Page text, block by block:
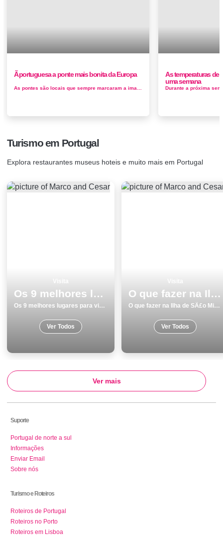
Ã portuguesa a ponte mais bonita da Europa
As temperaturas de
uma semana
Turismo em Portugal
Explora restaurantes museus hoteis e muito mais em Portugal
Os 9 melhores lugares para visitar em Odemira
Os 9 melhores lugares para visitar em Odemira
Ver Todos
O que fazer na Ilha de SÃ£o Miguel os 9 melhores locais para visitar
O que fazer na Ilha de SÃ£o Miguel os 9 melhores locais para visitar
Ver Todos
Ver mais
Suporte
Portugal de norte a sul
Informações
Enviar Email
Sobre nós
Turismo e Roteiros
Roteiros de Portugal
Roteiros no Porto
Roteiros em Lisboa